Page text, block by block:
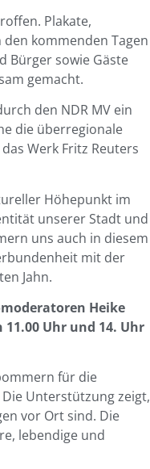
Plakate,
kommenden Tagen
Bürger sowie Gäste
gemacht.
den NDR MV ein
die überregionale
Werk Fritz Reuters
Höhepunkt im
unserer Stadt und
uns auch in diesem
mit der
Jahn.
Heike
11.00 Uhr und 14. Uhr
für die
Unterstützung zeigt,
vor Ort sind. Die
lebendige und